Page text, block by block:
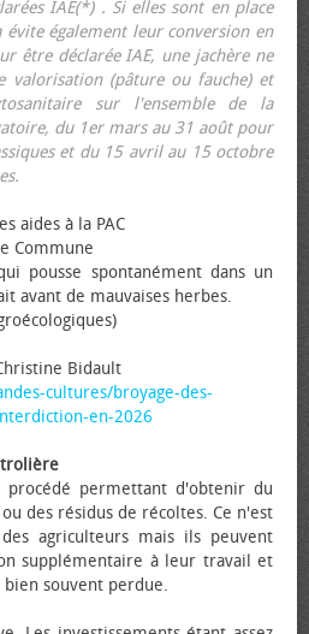
IAE(*) . Si elles sont en place
évite également leur conversion en
être déclarée IAE, une jachère ne
valorisation (pâture ou fauche) et
sur l'ensemble de la
du 1er mars au 31 août pour
et du 15 avril au 15 octobre
aides à la PAC
Commune
pousse spontanément dans un
avant de mauvaises herbes.
Bidault
cultures/broyage-des-
en-2026
procédé permettant d'obtenir du
des résidus de récoltes. Ce n'est
agriculteurs mais ils peuvent
supplémentaire à leur travail et
souvent perdue.